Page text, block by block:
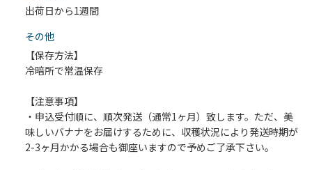
出荷日から1週間
その他
【保存方法】
冷暗所で常温保存
【注意事項】
・申込受付順に、順次発送（通常1ヶ月）致します。ただ、美
味しいバナナをお届けするために、収穫状況により発送時期が
2-3ヶ月かかる場合も御座いますので予めご了承下さい。